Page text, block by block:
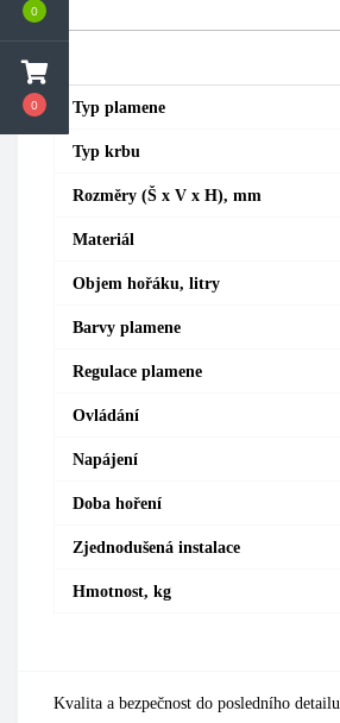
0
0 Typ plamene
Typ krbu
Rozměry (Š x V x H), mm
Materiál
Objem hořáku, litry
Barvy plamene
Regulace plamene
Ovládání
Napájení
Doba hoření
Zjednodušená instalace
Hmotnost, kg
Kvalita a bezpečnost do posledního detailu